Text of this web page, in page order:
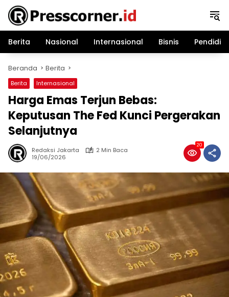
Langsung
konten
Berita
Nasional Internasional Bisnis
Beranda Berita
Berita Internasional
Harga Emas Terjun Bebas:
Keputusan The Fed Kunci Pergerakan
Selanjutnya
Redaksi Jakarta
2 Min Baca
19/06/2026
20